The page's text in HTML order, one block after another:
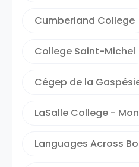
Cumberland College
College Saint-Michel
Cégep de la
LaSalle College -
Languages Across